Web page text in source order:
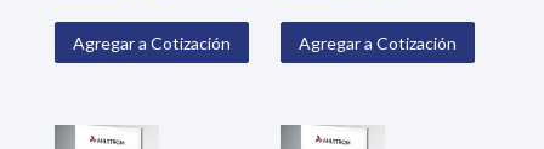
Agregar a Cotización Agregar a Cotización